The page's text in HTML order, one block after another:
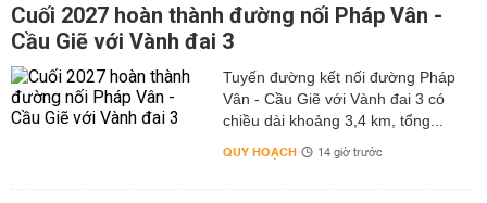
Cuối 2027 hoàn thành đường nối Pháp Vân -
Cầu Giẽ với Vành đai 3
Tuyến đường kết nối đường Pháp
Vân - Cầu Giẽ với Vành đai 3 có
chiều dài khoảng 3,4 km, tổng...
QUY HOẠCH 14 giờ trước